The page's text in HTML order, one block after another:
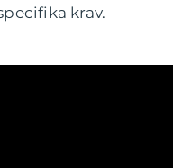
krav.